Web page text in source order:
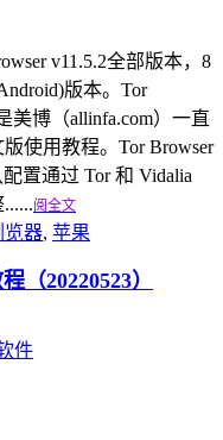
v11.5.2全部版本，8
版本。Tor
美博（allinfa.com）一直
使用教程。Tor Browser
置通过 Tor 和 Vidalia
阅全文
览器, 苹果
（20220523）
件